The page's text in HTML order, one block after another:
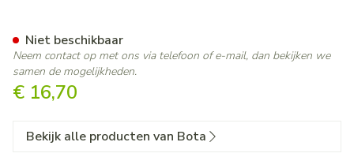
€ 16,70
Niet beschikbaar
Neem contact op met ons via telefoon of e-mail, dan bekijken we
samen de mogelijkheden.
Bekijk alle producten van Bota